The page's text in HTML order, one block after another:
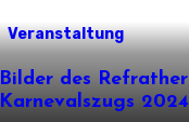
Veranstaltung
Bilder des Refrather
Karnevalszugs 2024